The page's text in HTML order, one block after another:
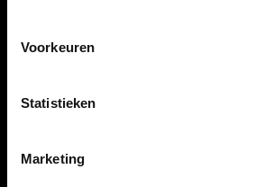
Voorkeuren
Statistieken
Marketing